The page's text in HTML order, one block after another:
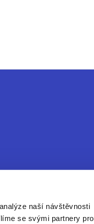
naší návštěvnosti
se svými partnery pro